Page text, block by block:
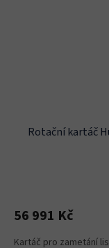
Rotační kartáč
56 991 Kč
Kartáč pro zametání